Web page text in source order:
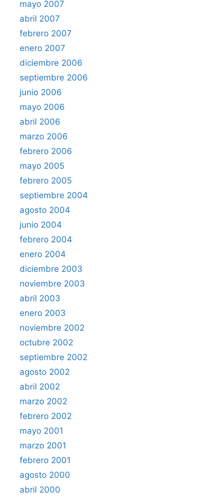
mayo 2007
abril 2007
febrero 2007
enero 2007
diciembre 2006
septiembre 2006
junio 2006
mayo 2006
abril 2006
marzo 2006
febrero 2006
mayo 2005
febrero 2005
septiembre 2004
agosto 2004
junio 2004
febrero 2004
enero 2004
diciembre 2003
noviembre 2003
abril 2003
enero 2003
noviembre 2002
octubre 2002
septiembre 2002
agosto 2002
abril 2002
marzo 2002
febrero 2002
mayo 2001
marzo 2001
febrero 2001
agosto 2000
abril 2000